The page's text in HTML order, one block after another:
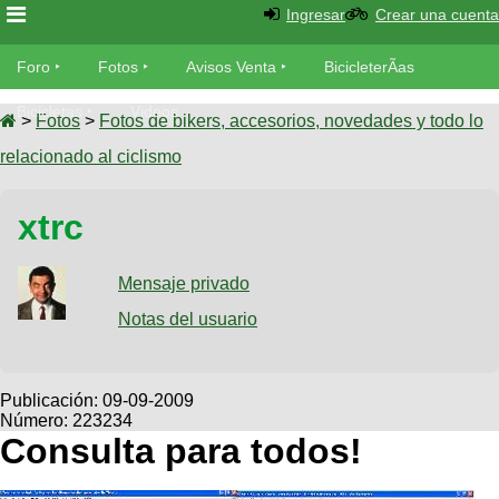
Foro
Foro
TÃ©cnica
Fotos
tu foto
Galeria
XC
Viajes
Descenso
SUBÃ
tu
Buscar
Ultimos
Fotos
BicicleterÃ­
as
Bicicletas
Tandem
Videos
Cicloturismo
Ingresar Crear una cuenta
Foro Fotos Avisos Venta BicicleterÃ­as
Bicicletas Videos
> Fotos > Fotos de bikers, accesorios, novedades y todo lo
relacionado al ciclismo
xtrc
Mensaje privado
Notas del usuario
Publicación: 09-09-2009
Número: 223234
Consulta para todos!